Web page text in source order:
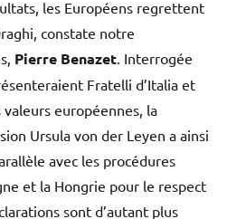
les Européens regrettent
constate notre
Pierre Benazet. Interrogée
Fratelli d’Italia et
européennes, la
Ursula von der Leyen a ainsi
avec les procédures
et la Hongrie pour le respect
sont d’autant plus